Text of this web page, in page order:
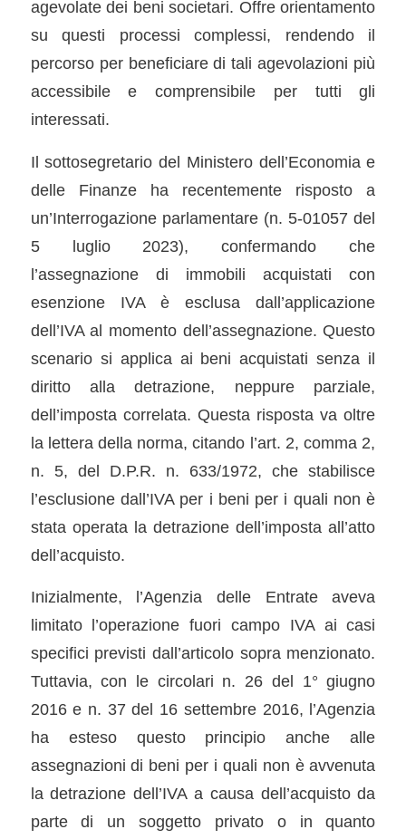
agevolate dei beni societari. Offre orientamento
su questi processi complessi, rendendo il
percorso per beneficiare di tali agevolazioni più
accessibile e comprensibile per tutti gli
interessati.
Il sottosegretario del Ministero dell’Economia e
delle Finanze ha recentemente risposto a
un’Interrogazione parlamentare (n. 5-01057 del
5 luglio 2023), confermando che
l’assegnazione di immobili acquistati con
esenzione IVA è esclusa dall’applicazione
dell’IVA al momento dell’assegnazione. Questo
scenario si applica ai beni acquistati senza il
diritto alla detrazione, neppure parziale,
dell’imposta correlata. Questa risposta va oltre
la lettera della norma, citando l’art. 2, comma 2,
n. 5, del D.P.R. n. 633/1972, che stabilisce
l’esclusione dall’IVA per i beni per i quali non è
stata operata la detrazione dell’imposta all’atto
dell’acquisto.
Inizialmente, l’Agenzia delle Entrate aveva
limitato l’operazione fuori campo IVA ai casi
specifici previsti dall’articolo sopra menzionato.
Tuttavia, con le circolari n. 26 del 1° giugno
2016 e n. 37 del 16 settembre 2016, l’Agenzia
ha esteso questo principio anche alle
assegnazioni di beni per i quali non è avvenuta
la detrazione dell’IVA a causa dell’acquisto da
parte di un soggetto privato o in quanto